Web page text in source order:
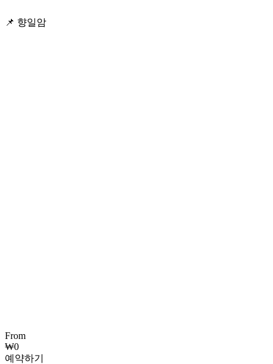
📌 향일암
From
₩0
예약하기